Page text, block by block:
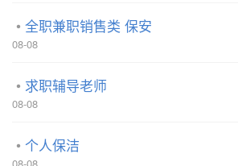
全职兼职销售类 保安
08-08
求职辅导老师
08-08
个人保洁
08-08